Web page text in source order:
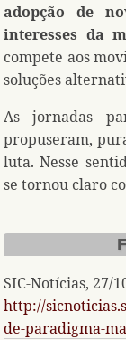
adopção de
interesses da
compete aos
soluções
As jornadas
propuseram,
luta. Nesse
se tornou claro
SIC-Notícias, 27/
http://
de-paradigma-